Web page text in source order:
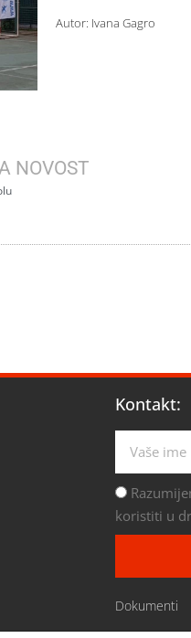
Autor: Ivana Gagro
NOVOST
Kontakt:
koristiti u
Dokumenti